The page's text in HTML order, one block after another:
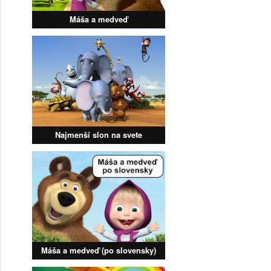
Máša a medveď
Najmenší slon na svete
Máša a medveď (po slovensky)